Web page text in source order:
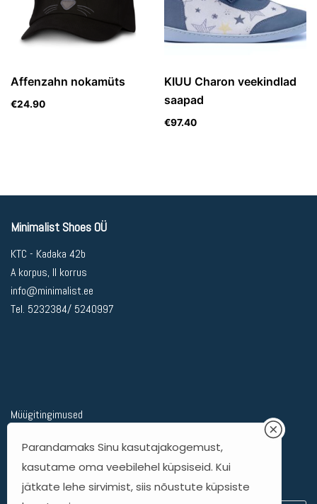
Affenzahn nokamüts
€24.90
KIUU Charon veekindlad
saapad
€97.40
Minimalist Shoes OÜ
KTC - Kadaka 42b
A korpus, II korrus
info@minimalist.ee
Tel. 5232384/ 5240997
Müügitingimused
Kohaletoimetamine
Kauba tagastamine
Parandamaks Sinu kasutajakogemust,
kasutame oma veebilehel küpsiseid. Kui
jätkate lehe sirvimist, siis nõustute küpsiste